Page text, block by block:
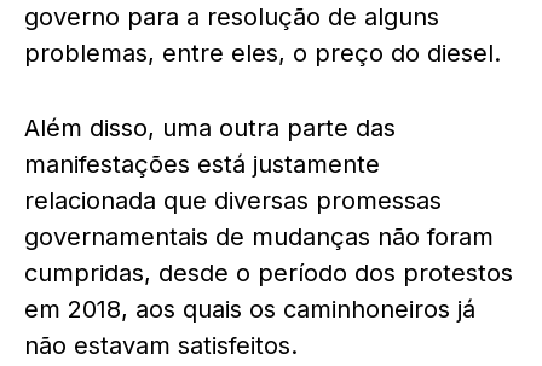
governo para a resolução de alguns
problemas, entre eles, o preço do diesel.
Além disso, uma outra parte das
manifestações está justamente
relacionada que diversas promessas
governamentais de mudanças não foram
cumpridas, desde o período dos protestos
em 2018, aos quais os caminhoneiros já
não estavam satisfeitos.